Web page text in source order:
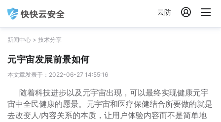
云防 
新闻中心 > 技术分享
元宇宙发展前景如何
本文章发表于：2022-06-27 14:55:16
随着科技进步以及元宇宙出现，可以最终实现健康元宇
宙中全民健康的愿景。元宇宙和医疗保健结合所要做的就是
去改变人 /内容关系的本质，让用户体验内容而不是简单地